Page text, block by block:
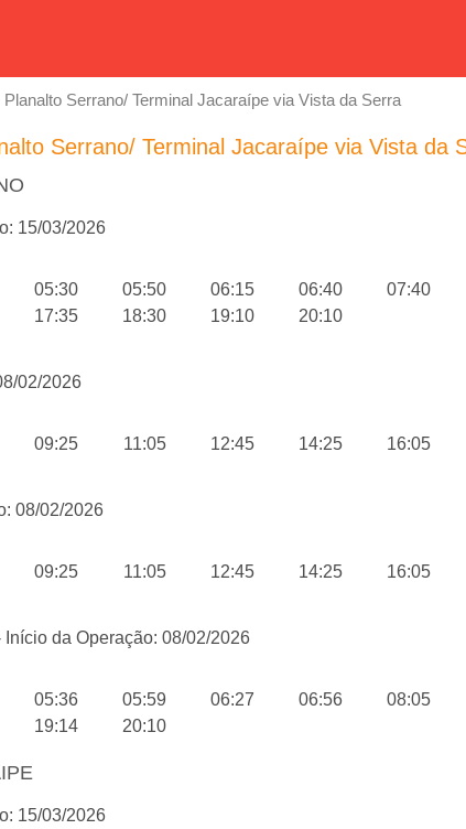
Planalto Serrano/ Terminal Jacaraípe via Vista da Serra
Serrano/ Terminal Jacaraípe via Vista da
15/03/2026
05:30 05:50 06:15 06:40 07:40
17:35 18:30 19:10 20:10
02/2026
09:25 11:05 12:45 14:25 16:05
08/02/2026
09:25 11:05 12:45 14:25 16:05
da Operação: 08/02/2026
05:36 05:59 06:27 06:56 08:05
19:14 20:10
15/03/2026